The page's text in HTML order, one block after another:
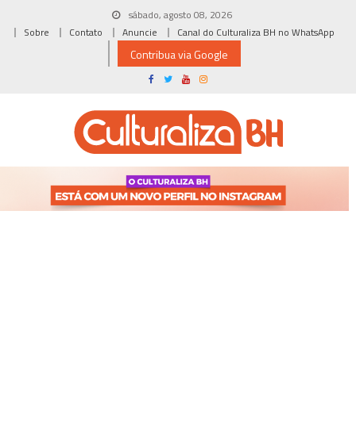
sábado, agosto 08, 2026
Sobre
Contato Anuncie Canal do Culturaliza BH no WhatsApp
Contribua via Google